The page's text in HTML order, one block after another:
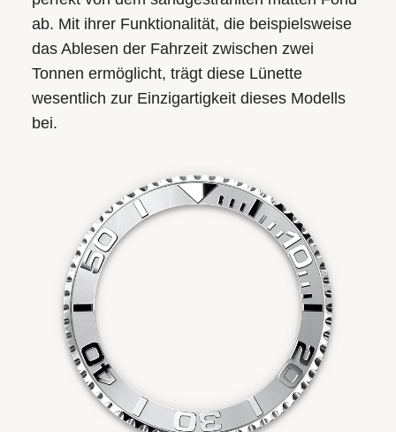
ab. Mit ihrer Funktionalität, die beispielsweise
das Ablesen der Fahrzeit zwischen zwei
Tonnen ermöglicht, trägt diese Lünette
wesentlich zur Einzigartigkeit dieses Modells
bei.